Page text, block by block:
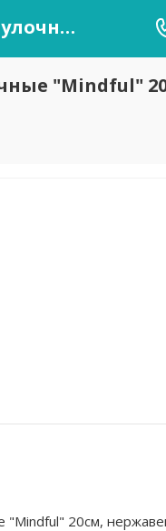
Спицы чулочные "Mindful" 20см, KnitPro
"Mindful"
"Mindful" 20см,